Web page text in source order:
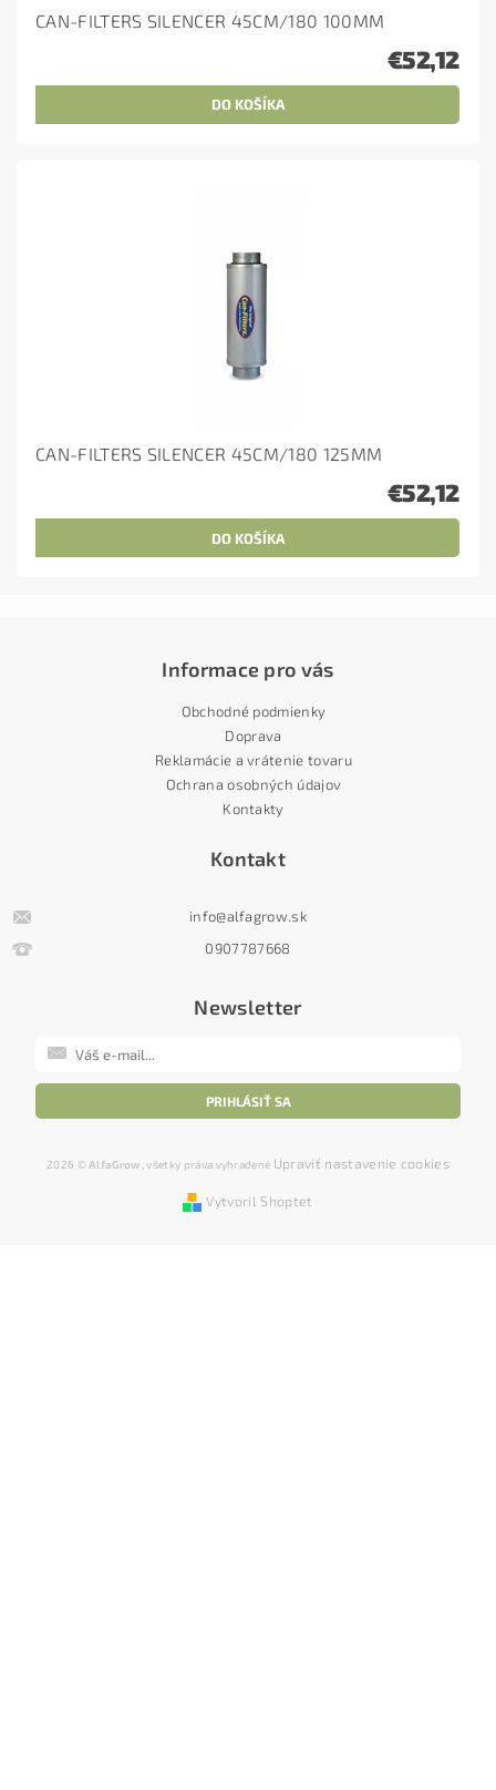
CAN-FILTERS SILENCER 45CM/180 100MM
€52,12
CAN-FILTERS SILENCER 45CM/180 125MM
€52,12
Informace pro vás
Obchodné podmienky
Doprava
Reklamácie a vrátenie tovaru
Ochrana osobných údajov
Kontakty
Kontakt
info@alfagrow.sk
0907787668
Newsletter
2026 ©AlfaGrow , všetky práva vyhradené Upraviť nastavenie cookies
Vytvoril Shoptet